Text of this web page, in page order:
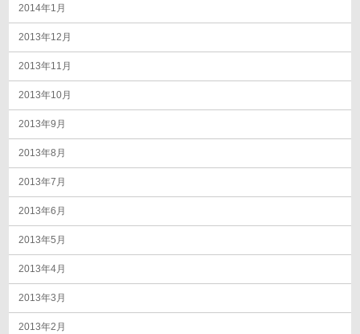
2014年1月
2013年12月
2013年11月
2013年10月
2013年9月
2013年8月
2013年7月
2013年6月
2013年5月
2013年4月
2013年3月
2013年2月